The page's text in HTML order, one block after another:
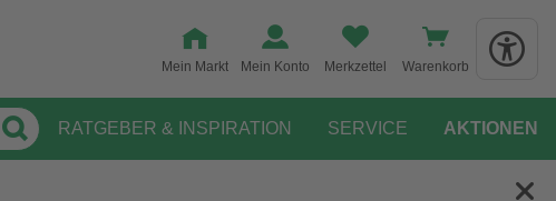
Mein Markt Mein Konto Merkzettel Warenkorb
RATGEBER & INSPIRATION SERVICE AKTIONEN